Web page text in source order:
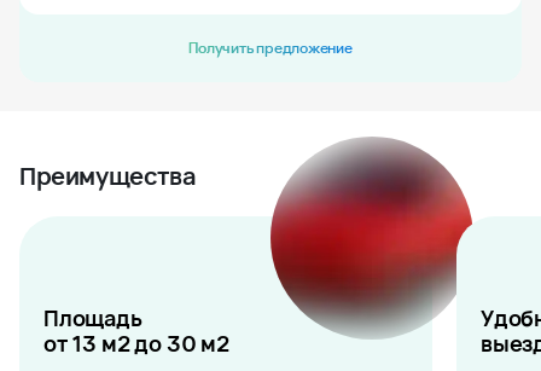
Получить предложение
Преимущества
Площадь
от 13 м2 до 30 м2